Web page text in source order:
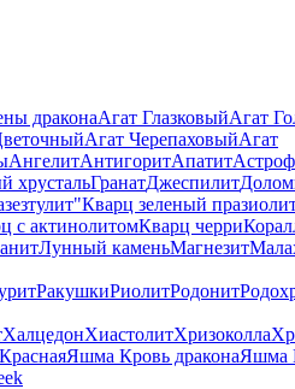
драконаАгат ГлазковыйАгат
Агат ЧерепаховыйАгат
АнгелитАнтигоритАпатит
хрустальГранатДжеспилит
Кварц зеленый
с актинолитомКварц черри
Лунный каменьМагнезит
РакушкиРиолитРодонит
ХалцедонХиастолитХризоколла
Яшма Кровь драконаЯшма